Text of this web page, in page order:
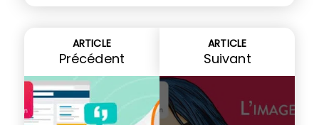
ARTICLE
Précédent
ARTICLE
Suivant